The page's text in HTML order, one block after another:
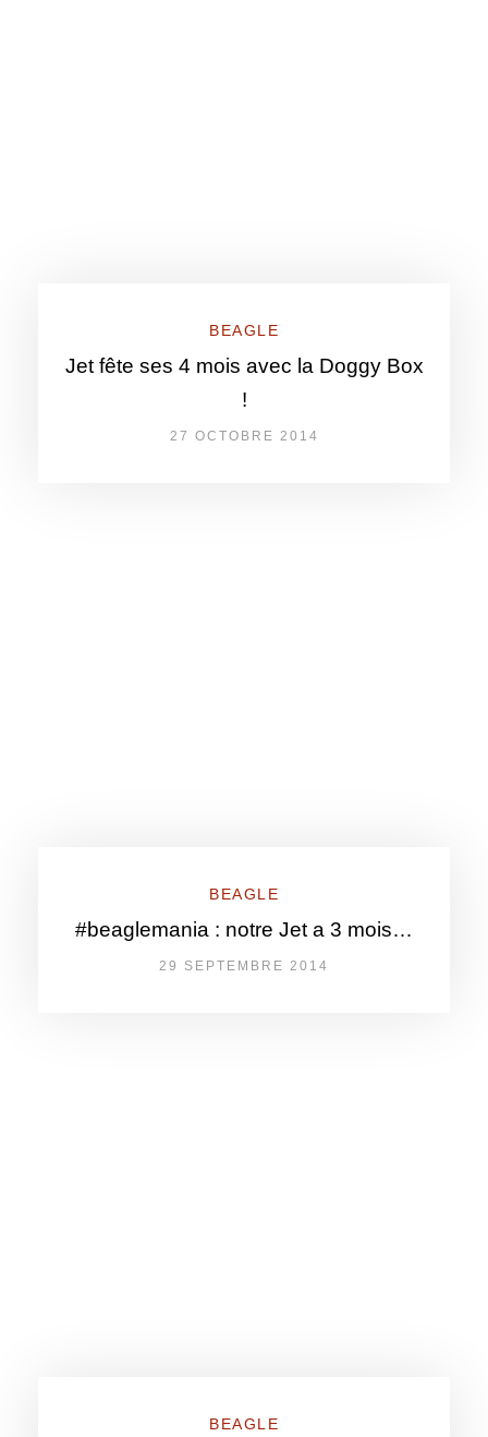
BEAGLE
Jet fête ses 4 mois avec la Doggy Box
!
27 OCTOBRE 2014
BEAGLE
#beaglemania : notre Jet a 3 mois…
29 SEPTEMBRE 2014
BEAGLE